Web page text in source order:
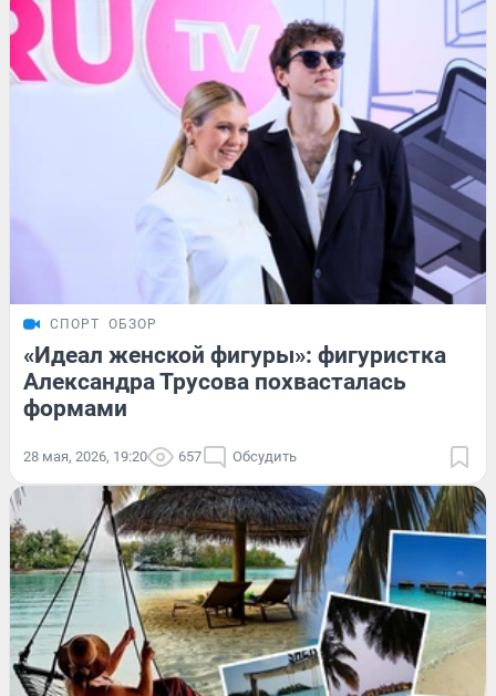
СПОРТ ОБЗОР
«Идеал женской фигуры»: фигуристка
Александра Трусова похвасталась
формами
28 мая, 2026, 19:20 657 Обсудить